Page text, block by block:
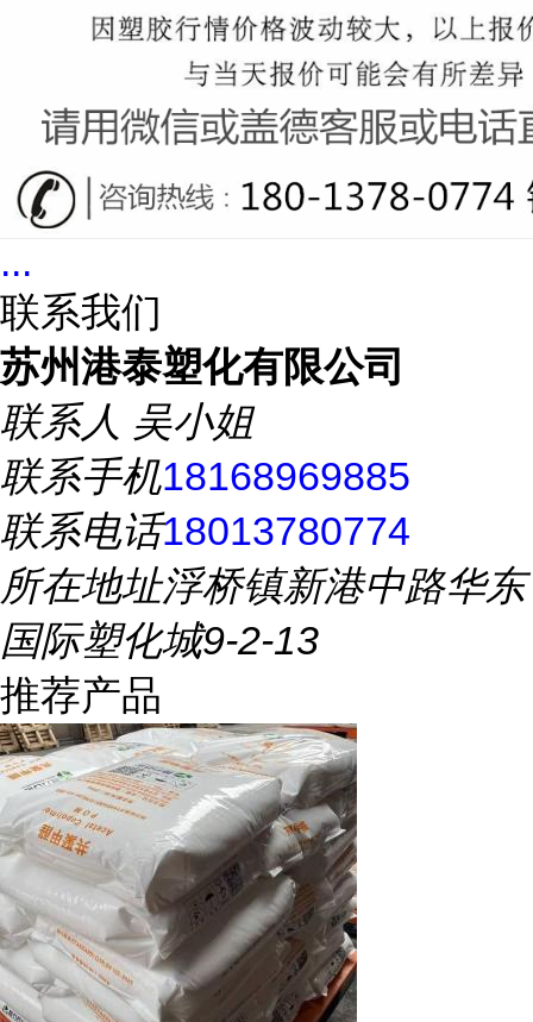
...
联系我们
苏州港泰塑化有限公司
联系人 吴小姐
联系手机18168969885
联系电话18013780774
所在地址浮桥镇新港中路华东
国际塑化城9-2-13
推荐产品